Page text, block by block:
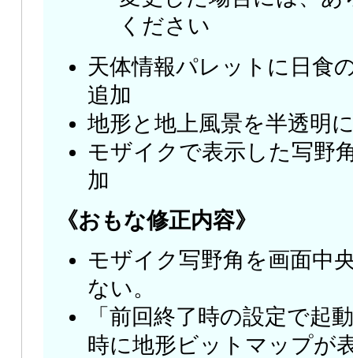
ください
天体情報パレットに日食
追加
地形と地上風景を半透明
モザイクで表示した写野
加
《おもな修正内容》
モザイク写野角を画面中
ない。
「前回終了時の設定で起
時に地形ビットマップが